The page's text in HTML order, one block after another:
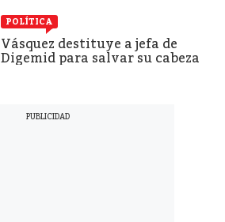
POLÍTICA
Vásquez destituye a jefa de
Digemid para salvar su cabeza